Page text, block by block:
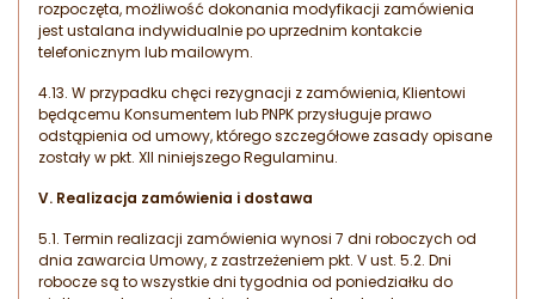
rozpoczęta, możliwość dokonania modyfikacji zamówienia
jest ustalana indywidualnie po uprzednim kontakcie
telefonicznym lub mailowym.
4.13. W przypadku chęci rezygnacji z zamówienia, Klientowi
będącemu Konsumentem lub PNPK przysługuje prawo
odstąpienia od umowy, którego szczegółowe zasady opisane
zostały w pkt. XII niniejszego Regulaminu.
V. Realizacja zamówienia i dostawa
5.1. Termin realizacji zamówienia wynosi 7 dni roboczych od
dnia zawarcia Umowy, z zastrzeżeniem pkt. V ust. 5.2. Dni
robocze są to wszystkie dni tygodnia od poniedziałku do